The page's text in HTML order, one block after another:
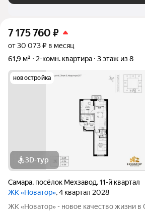
7 175 760 ₽
от 30 073 ₽ в месяц
61,9 м²
2-комн. квартира 3 этаж из 8
новостройка
3D-тур
Самара, посёлок Мехзавод,11-й квартал
ЖК «Новатор», 4 квартал 2028
ЖК «Новатор» - новое качество жизни в